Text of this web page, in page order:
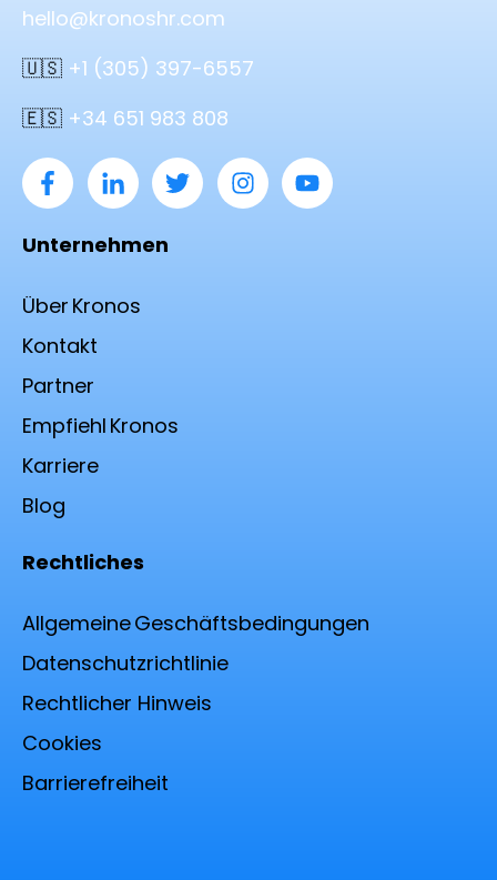
hello@kronoshr.com
🇺🇸 +1 (305) 397-6557
🇪🇸 +34 651 983 808
Unternehmen
Über Kronos
Kontakt
Partner
Empfiehl Kronos
Karriere
Blog
Rechtliches
Allgemeine Geschäfts­bedingungen
Datenschutz­richtlinie
Rechtlicher Hinweis
Cookies
Barrierefreiheit